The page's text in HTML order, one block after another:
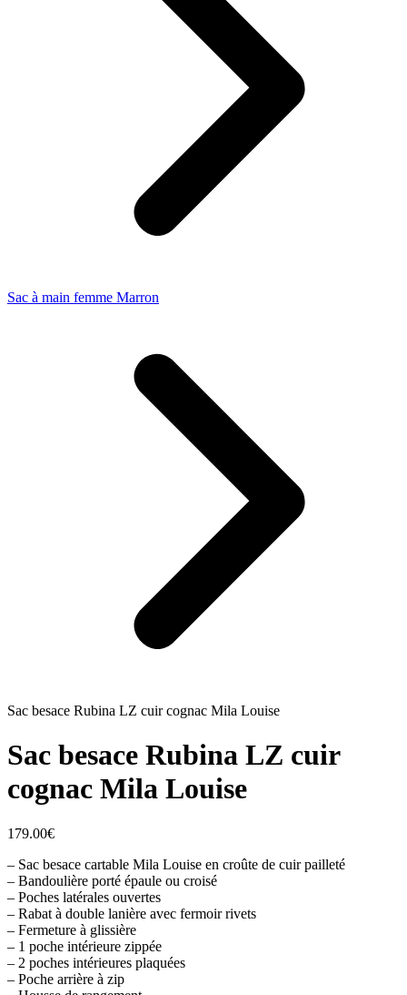
Sac à main femme Marron
Sac besace Rubina LZ cuir cognac Mila Louise
Sac besace Rubina LZ cuir
cognac Mila Louise
179.00€
– Sac besace cartable Mila Louise en croûte de cuir pailleté
– Bandoulière porté épaule ou croisé
– Poches latérales ouvertes
– Rabat à double lanière avec fermoir rivets
– Fermeture à glissière
– 1 poche intérieure zippée
– 2 poches intérieures plaquées
– Poche arrière à zip